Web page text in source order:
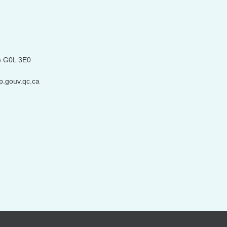
G0L 3E0